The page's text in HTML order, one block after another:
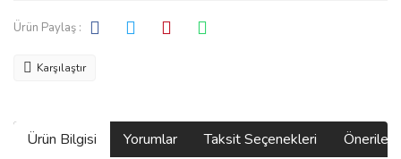
Ürün Paylaş :
Karşılaştır
Ürün Bilgisi Yorumlar Taksit Seçenekleri